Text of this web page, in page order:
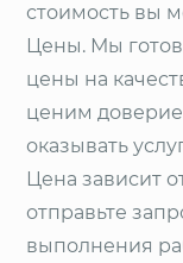
стоимость вы
Цены. Мы
цены на
ценим
оказывать
Цена зависит
отправьте
выполнения